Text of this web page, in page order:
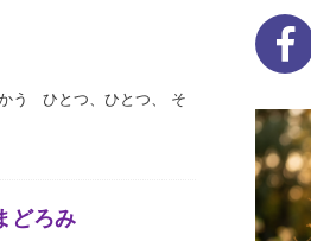
う ひとつ、ひとつ、 そ
どろみ